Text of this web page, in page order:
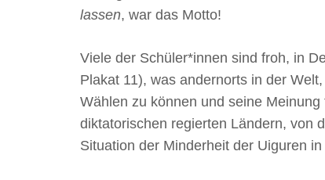
lassen, war das Motto!
Viele der Schüler*innen sind froh, in
Plakat 11), was andernorts in der
Wählen zu können und seine
diktatorischen regierten Ländern, von
Situation der Minderheit der Uiguren